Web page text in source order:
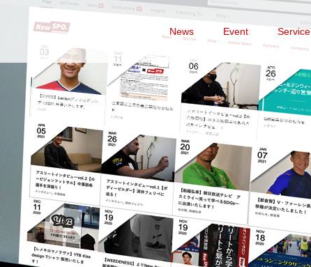
News Event Service